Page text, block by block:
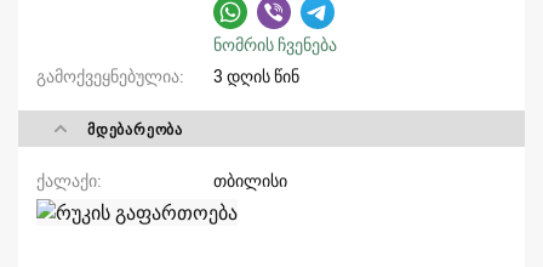
ნომრის ჩვენება
გამოქვეყნებულია
3 დღის წინ
ᲛᲓᲔᲑᲐᲠᲔᲝᲑᲐ
ქალაქი თბილისი